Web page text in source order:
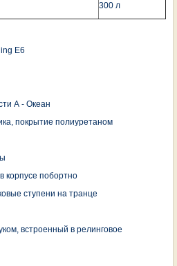
300 л
E6
А - Океан
покрытие полиуретаном
корпусе побортно
ступени на транце
встроенный в релинговое